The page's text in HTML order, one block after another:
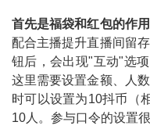
首先是福袋和红包的作
配合主播提升直播间留
钮后，会出现"互动"选
这里需要设置金额、人
时可以设置为10抖币（
10人。参与口令的设置